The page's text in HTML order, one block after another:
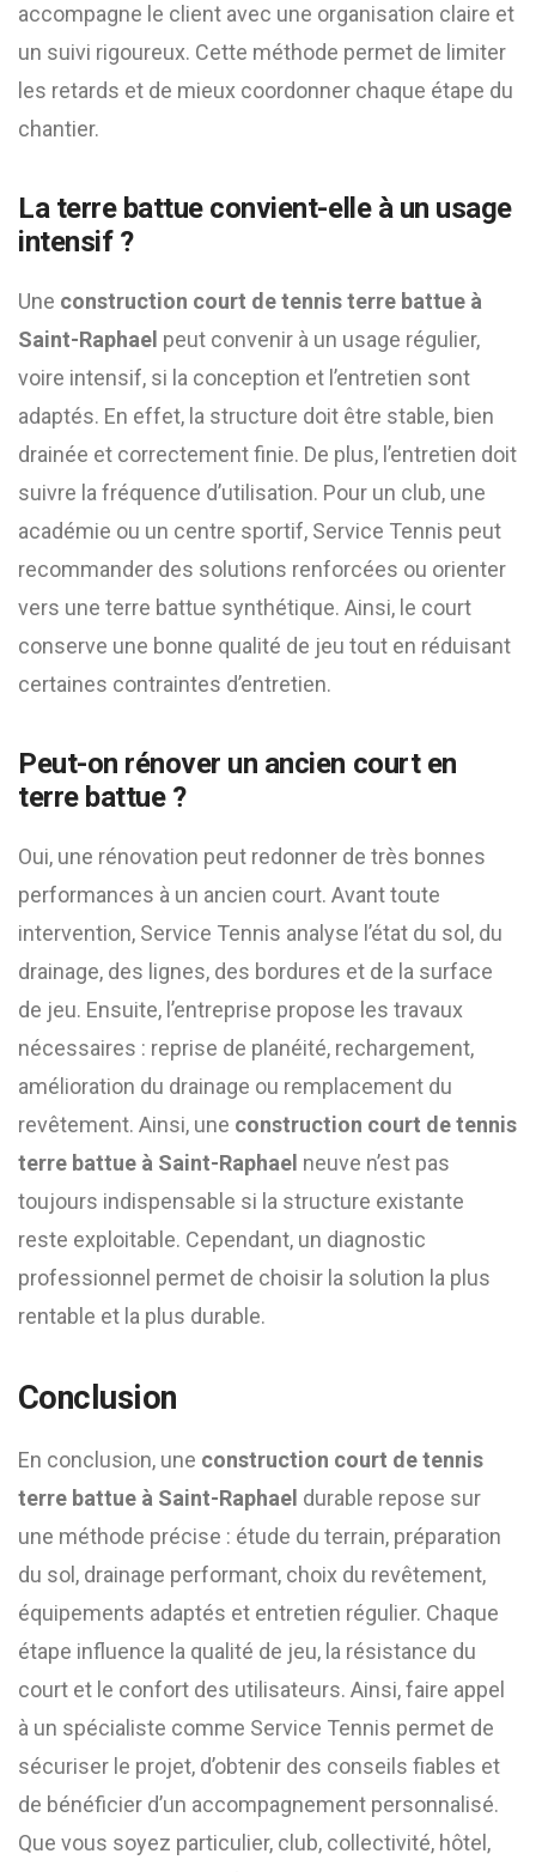
accompagne le client avec une organisation claire et
un suivi rigoureux. Cette méthode permet de limiter
les retards et de mieux coordonner chaque étape du
chantier.
La terre battue convient-elle à un usage
intensif ?
Une construction court de tennis terre battue à
Saint-Raphael peut convenir à un usage régulier,
voire intensif, si la conception et l’entretien sont
adaptés. En effet, la structure doit être stable, bien
drainée et correctement finie. De plus, l’entretien doit
suivre la fréquence d’utilisation. Pour un club, une
académie ou un centre sportif, Service Tennis peut
recommander des solutions renforcées ou orienter
vers une terre battue synthétique. Ainsi, le court
conserve une bonne qualité de jeu tout en réduisant
certaines contraintes d’entretien.
Peut-on rénover un ancien court en
terre battue ?
Oui, une rénovation peut redonner de très bonnes
performances à un ancien court. Avant toute
intervention, Service Tennis analyse l’état du sol, du
drainage, des lignes, des bordures et de la surface
de jeu. Ensuite, l’entreprise propose les travaux
nécessaires : reprise de planéité, rechargement,
amélioration du drainage ou remplacement du
revêtement. Ainsi, une construction court de tennis
terre battue à Saint-Raphael neuve n’est pas
toujours indispensable si la structure existante
reste exploitable. Cependant, un diagnostic
professionnel permet de choisir la solution la plus
rentable et la plus durable.
Conclusion
En conclusion, une construction court de tennis
terre battue à Saint-Raphael durable repose sur
une méthode précise : étude du terrain, préparation
du sol, drainage performant, choix du revêtement,
équipements adaptés et entretien régulier. Chaque
étape influence la qualité de jeu, la résistance du
court et le confort des utilisateurs. Ainsi, faire appel
à un spécialiste comme Service Tennis permet de
sécuriser le projet, d’obtenir des conseils fiables et
de bénéficier d’un accompagnement personnalisé.
Que vous soyez particulier, club, collectivité, hôtel,